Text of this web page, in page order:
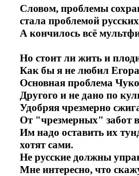
Словом, проблемы
стала проблемой
А кончилось всё
Но стоит ли жить и
Как бы я не любил
Основная проблема
Другого и не дано по
Удобряя чрезмерно
От "чрезмерных" забот
Им надо оставить их
хотят сами.
Не русские должны
Мне интересно, что